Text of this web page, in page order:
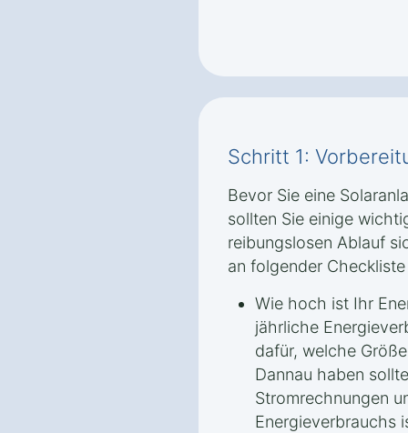
Schritt 1:
Bevor Sie eine
sollten Sie einige
reibungslosen Ablauf
an folgender
Wie hoch ist Ihr
jährliche
dafür, welche
Dannau haben
Stromrechnungen
Energieverbrauchs